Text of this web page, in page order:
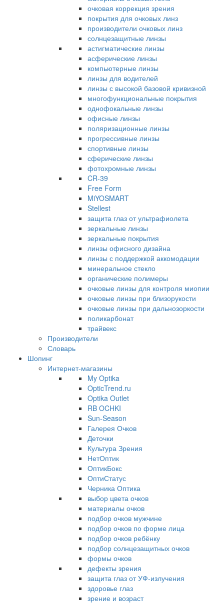
очковая коррекция зрения
покрытия для очковых линз
производители очковых линз
солнцезащитные линзы
астигматические линзы
асферические линзы
компьютерные линзы
линзы для водителей
линзы с высокой базовой кривизной
многофункциональные покрытия
однофокальные линзы
офисные линзы
поляризационные линзы
прогрессивные линзы
спортивные линзы
сферические линзы
фотохромные линзы
CR-39
Free Form
MiYOSMART
Stellest
защита глаз от ультрафиолета
зеркальные линзы
зеркальные покрытия
линзы офисного дизайна
линзы с поддержкой аккомодации
минеральное стекло
органические полимеры
очковые линзы для контроля миопии
очковые линзы при близорукости
очковые линзы при дальнозоркости
поликарбонат
трайвекс
Производители
Словарь
Шопинг
Интернет-магазины
My Optika
OpticTrend.ru
Optika Outlet
RB OCHKI
Sun-Season
Галерея Очков
Деточки
Культура Зрения
НетОптик
ОптикБокс
ОптиСтатус
Черника Оптика
выбор цвета очков
материалы очков
подбор очков мужчине
подбор очков по форме лица
подбор очков ребёнку
подбор солнцезащитных очков
формы очков
дефекты зрения
защита глаз от УФ-излучения
здоровье глаз
зрение и возраст